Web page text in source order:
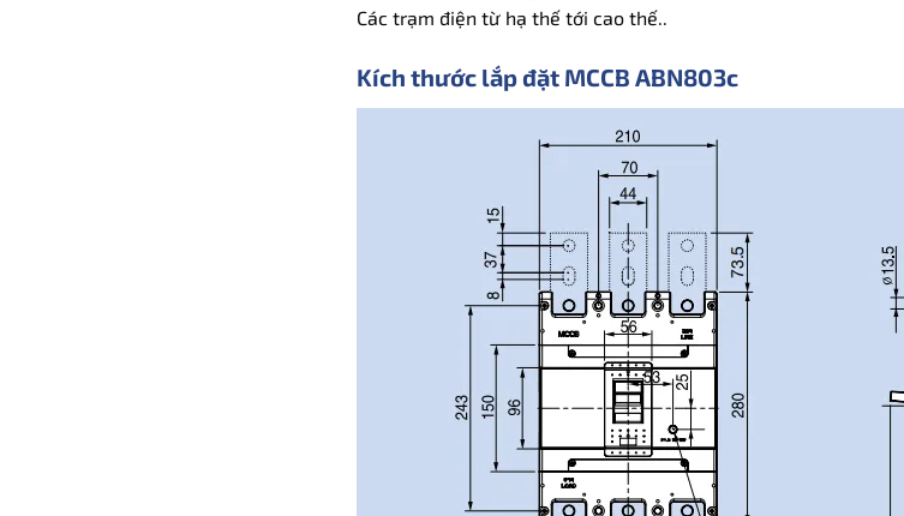
Các trạm điện từ hạ thế tới cao thế..
Kích thước lắp đặt MCCB ABN803c